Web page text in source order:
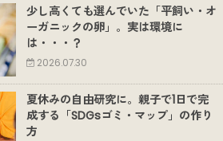
少し高くても選んでいた「平飼い・オ
ーガニックの卵」。実は環境に
は・・・？
2026.07.30
夏休みの自由研究に。親子で1日で完
成する「SDGsゴミ・マップ」の作り
方